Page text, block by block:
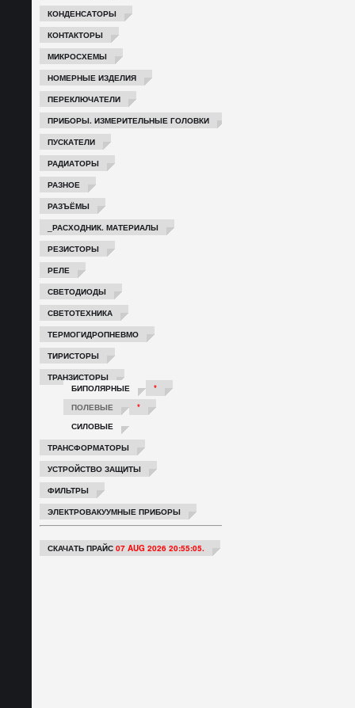
КОНДЕНСАТОРЫ
КОНТАКТОРЫ
МИКРОСХЕМЫ
НОМЕРНЫЕ ИЗДЕЛИЯ
ПЕРЕКЛЮЧАТЕЛИ
ПРИБОРЫ. ИЗМЕРИТЕЛЬНЫЕ ГОЛОВКИ
ПУСКАТЕЛИ
РАДИАТОРЫ
РАЗНОЕ
РАЗЪЁМЫ
_РАСХОДНИК. МАТЕРИАЛЫ
РЕЗИСТОРЫ
РЕЛЕ
СВЕТОДИОДЫ
СВЕТОТЕХНИКА
ТЕРМОГИДРОПНЕВМО
ТИРИСТОРЫ
ТРАНЗИСТОРЫ
БИПОЛЯРНЫЕ
*
ПОЛЕВЫЕ
*
СИЛОВЫЕ
ТРАНСФОРМАТОРЫ
УСТРОЙСТВО ЗАЩИТЫ
ФИЛЬТРЫ
ЭЛЕКТРОВАКУУМНЫЕ ПРИБОРЫ
СКАЧАТЬ ПРАЙС 07 AUG 2026 20:55:05.